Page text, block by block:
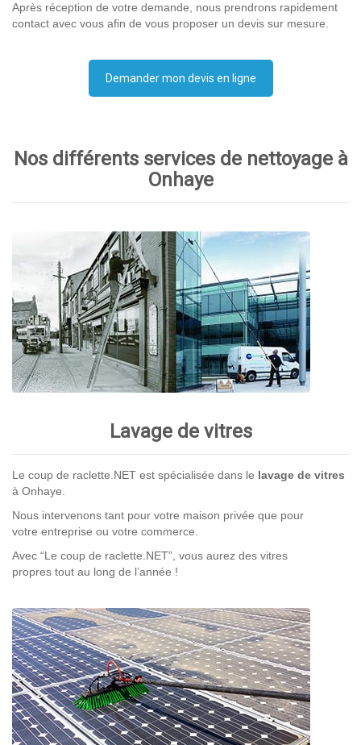
Après réception de votre demande, nous prendrons rapidement
contact avec vous afin de vous proposer un devis sur mesure.
Demander mon devis en ligne
Nos différents services de nettoyage à
Onhaye
Lavage de vitres
Le coup de raclette.NET est spécialisée dans le lavage de vitres
à Onhaye.
Nous intervenons tant pour votre maison privée que pour
votre entreprise ou votre commerce.
Avec “Le coup de raclette.NET”, vous aurez des vitres
propres tout au long de l’année !